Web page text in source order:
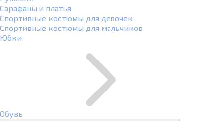
Сарафаны и платья
Спортивные костюмы для девочек
Спортивные костюмы для мальчиков
Юбки
Обувь